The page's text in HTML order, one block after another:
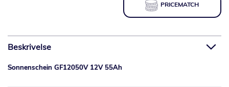
PRICEMATCH
Beskrivelse
Sonnenschein GF12050V 12V 55Ah